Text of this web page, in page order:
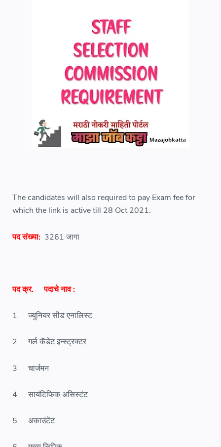
The candidates will also required to pay Exam fee for
which the link is active till 28 Oct 2021.
पद संख्या: 3261 जागा
पद क्र. पदाचे नाव :
1 ज्युनियर सीड एनालिस्ट
2 गर्ल कॅडेट इन्स्ट्रक्टर
3 चार्जमन
4 सायंटिफिक असिस्टंट
5 अकाउंटेंट